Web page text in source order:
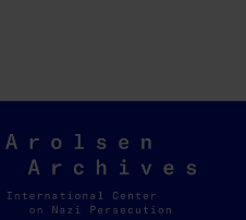
Arolsen
Archives